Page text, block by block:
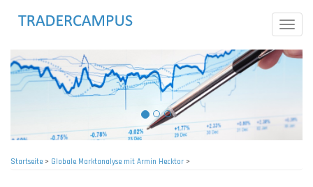
Toggle
Startseite> Globale Marktanalyse mit Armin Hecktor >